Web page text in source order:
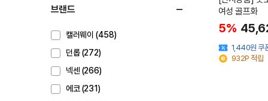
브랜드
캘러웨이 (458)
던롭 (272)
넥센 (266)
에코 (231)
여성 골프화
5%
1,440원 쿠
932P 적립